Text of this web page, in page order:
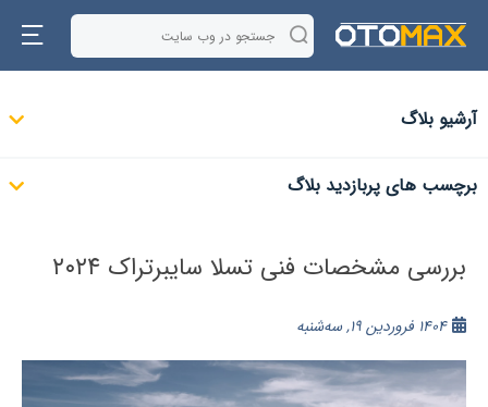
آرشیو بلاگ
برچسب های پربازدید بلاگ
بررسی مشخصات فنی تسلا سایبرتراک ۲۰۲۴
1404 فروردین 19, سه‌شنبه